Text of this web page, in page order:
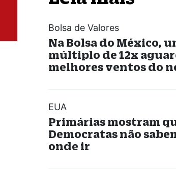
Bolsa de Valores
Na Bolsa do México,
múltiplo de 12x
melhores ventos do
EUA
Primárias mostram
Democratas não
onde ir